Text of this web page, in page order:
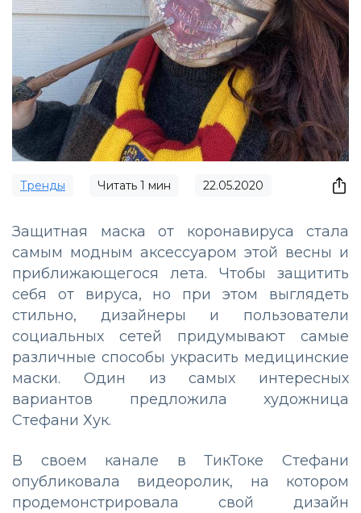
Тренды Читать 1 мин 22.05.2020
Защитная маска от коронавируса стала
самым модным аксессуаром этой весны и
приближающегося лета. Чтобы защитить
себя от вируса, но при этом выглядеть
стильно, дизайнеры и пользователи
социальных сетей придумывают самые
различные способы украсить медицинские
маски. Один из самых интересных
вариантов предложила художница
Стефани Хук.
В своем канале в ТикТоке Стефани
опубликовала видеоролик, на котором
продемонстрировала свой дизайн